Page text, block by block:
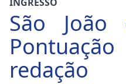
São
redação